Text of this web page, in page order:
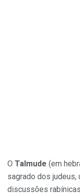
O Talmude
sagrado dos judeus,
discussões